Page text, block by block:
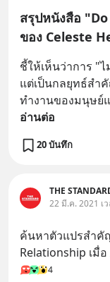
สรุปหนังสือ
ของ Celeste
ชี้ให้เห็นว่าการ "ไ
แต่เป็นกลยุทธ์สำ
ทำงานของมนุษย์
อ่านต่อ
20 บันทึก
THE
22 มี.ค. 2021 เ
ค้นหาตัวแปรสำคั
Relationship เมื่
4